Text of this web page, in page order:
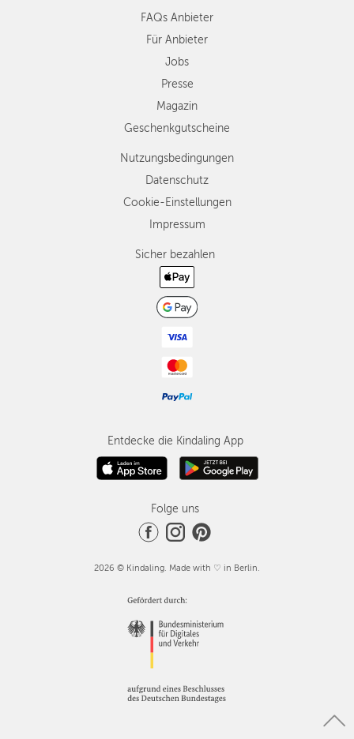
FAQs Anbieter
Für Anbieter
Jobs
Presse
Magazin
Geschenkgutscheine
Nutzungsbedingungen
Datenschutz
Cookie-Einstellungen
Impressum
Sicher bezahlen
Entdecke die Kindaling App
Folge uns
2026 © Kindaling. Made with ♡ in Berlin.